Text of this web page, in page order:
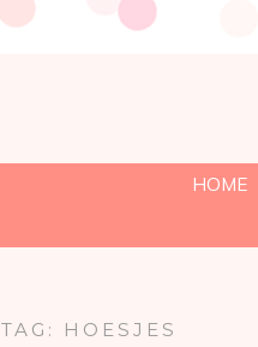
HOME
TAG: HOESJES